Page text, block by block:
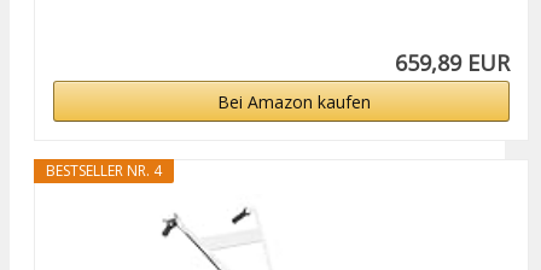
659,89 EUR
Bei Amazon kaufen
BESTSELLER NR. 4